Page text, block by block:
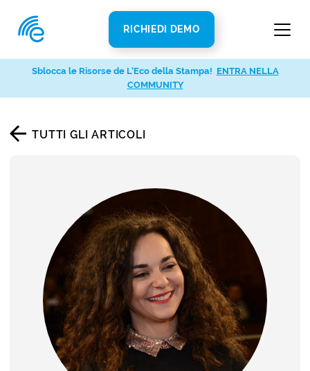
RICHIEDI DEMO
TUTTI GLI ARTICOLI
Sblocca le Risorse de L’Eco della Stampa! ENTRA NELLA
COMMUNITY